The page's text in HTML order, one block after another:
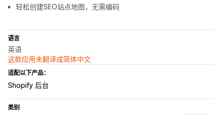
轻松创建SEO站点地图，无需编码
语言
英语
这款应用未翻译成简体中文
适配以下产品：
Shopify 后台
类别